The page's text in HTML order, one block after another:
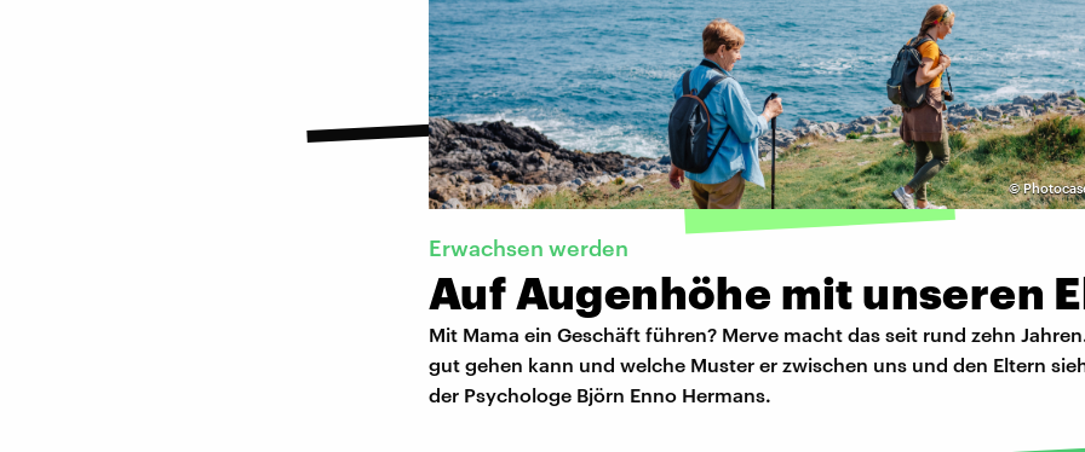
©
Erwachsen werden
Auf Augenhöhe mit unseren
Mit Mama ein Geschäft führen? Merve macht das seit rund zehn
gut gehen kann und welche Muster er zwischen uns und den Eltern
der Psychologe Björn Enno Hermans.